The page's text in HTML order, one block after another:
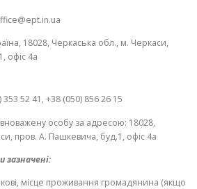
18028, Черкаська обл., м. Черкаси,
офіс 4а
52 41, +38 (050) 856 26 15
особу за адресою: 18028,
пров. А. Пашкевича, буд.1, офіс 4а
зазначені:
місце проживання громадянина (якщо